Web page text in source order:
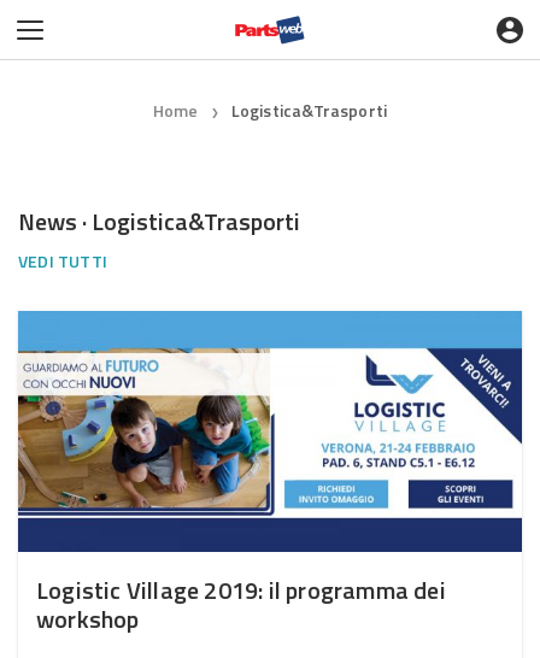
Home ❯ Logistica&Trasporti
News · Logistica&Trasporti
VEDI TUTTI
Logistic Village 2019: il programma dei
workshop